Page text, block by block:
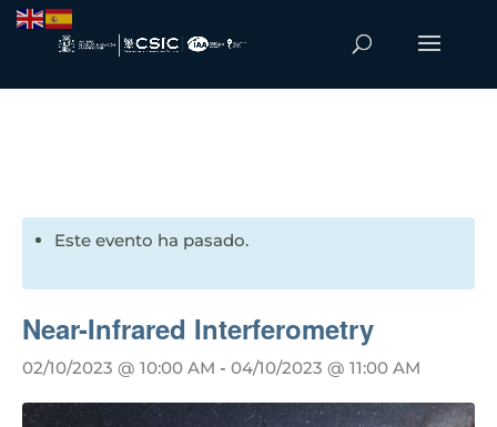
Este evento ha pasado.
Near-Infrared Interferometry
02/10/2023 @ 10:00 AM - 04/10/2023 @ 11:00 AM